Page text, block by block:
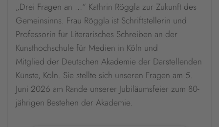
zu, um diese Inhalte anzuzeigen.
Mehr Informationen
Akzeptieren
powered byUsercentrics Consent
Management Platform
&eRecht24
„Drei Fragen an …“ Kathrin Röggla zur Zukunft des
Gemeinsinns. Frau Röggla ist Schriftstellerin und
Professorin für Literarisches Schreiben an der
Kunsthochschule für Medien in Köln und
Mitglied der Deutschen Akademie der Darstellenden
Künste, Köln. Sie stellte sich unseren Fragen am 5.
Juni 2026 am Rande unserer Jubiläumsfeier zum 80-
jährigen Bestehen der Akademie.